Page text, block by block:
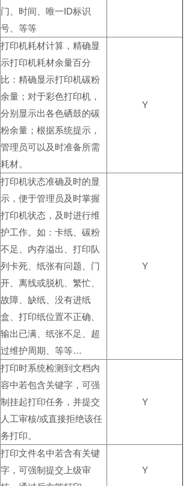
门、时间、唯一ID标识
号、等等
打印机耗材计算，精确显
示打印机耗材余量百分
比：精确显示打印机碳粉
余量；对于彩色打印机，
分别显示出各色硒鼓的碳
粉余量；根据系统提示，
管理员可以及时准备所需
耗材。
Y
打印机状态准确及时的显
示，便于管理员及时掌握
打印机状态，及时进行维
护工作。如：卡纸、碳粉
不足、内存溢出、打印队
列卡死、纸张有问题、门
开、离线或脱机、繁忙、
故障、缺纸、没有进纸
盒、打印纸位置不正确、
输出已满、纸张不足、超
过维护周期、等等…
Y
打印时系统检测到文档内
容中若包含关键字，可强
制挂起打印任务，并提交
人工审核/或直接拒绝该任
务打印。
Y
打印文件名中若含有关键
字，可强制提交上级审
Y